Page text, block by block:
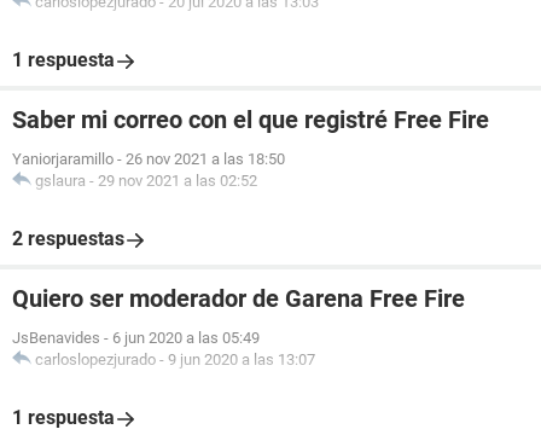
1 respuesta
Saber mi correo con el que registré Free Fire
Yaniorjaramillo - 26 nov 2021 a las 18:50
gslaura - 29 nov 2021 a las 02:52
2 respuestas
Quiero ser moderador de Garena Free Fire
JsBenavides - 6 jun 2020 a las 05:49
carloslopezjurado - 9 jun 2020 a las 13:07
1 respuesta